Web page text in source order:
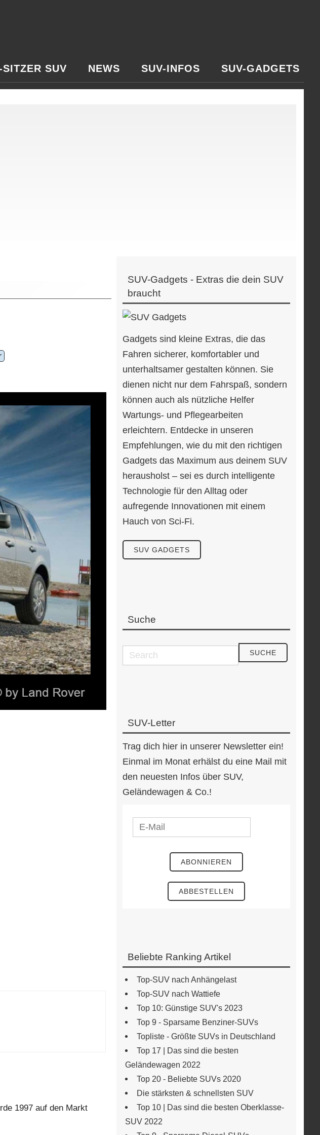
SITZER SUV NEWS SUV-INFOS SUV-GADGETS
1997 auf den Markt
SUV-Gadgets - Extras die dein SUV
braucht
Gadgets sind kleine Extras, die das
Fahren sicherer, komfortabler und
unterhaltsamer gestalten können. Sie
dienen nicht nur dem Fahrspaß, sondern
können auch als nützliche Helfer
Wartungs- und Pflegearbeiten
erleichtern. Entdecke in unseren
Empfehlungen, wie du mit den richtigen
Gadgets das Maximum aus deinem SUV
herausholst – sei es durch intelligente
Technologie für den Alltag oder
aufregende Innovationen mit einem
Hauch von Sci-Fi.
SUV GADGETS
Suche
SUV-Letter
Trag dich hier in unserer Newsletter ein!
Einmal im Monat erhälst du eine Mail mit
den neuesten Infos über SUV,
Geländewagen & Co.!
Beliebte Ranking Artikel
Top-SUV nach Anhängelast
Top-SUV nach Wattiefe
Top 10: Günstige SUV's 2023
Top 9 - Sparsame Benziner-SUVs
Topliste - Größte SUVs in Deutschland
Top 17 | Das sind die besten
Geländewagen 2022
Top 20 - Beliebte SUVs 2020
Die stärksten & schnellsten SUV
Top 10 | Das sind die besten Oberklasse-
SUV 2022